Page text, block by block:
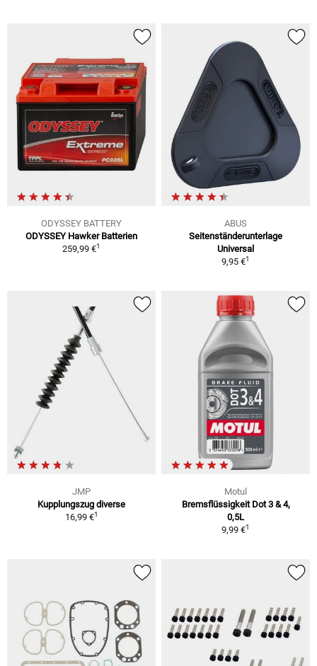
ODYSSEY BATTERY
ODYSSEY Hawker Batterien
259,99 €1
ABUS
Seitenständerunterlage
Universal
9,95 €1
JMP
Kupplungszug diverse
16,99 €1
Motul
Bremsflüssigkeit Dot 3 & 4,
0,5L
9,99 €1